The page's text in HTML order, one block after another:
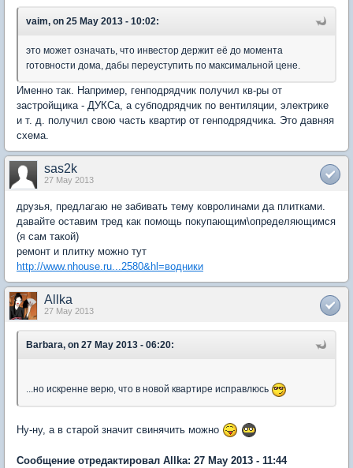
vaim, on 25 May 2013 - 10:02:
это может означать, что инвестор держит её до момента
готовности дома, дабы переуступить по максимальной цене.
Именно так. Например, генподрядчик получил кв-ры от
застройщика - ДУКСа, а субподрядчик по вентиляции, электрике
и т. д. получил свою часть квартир от генподрядчика. Это давняя
схема.
sas2k
27 May 2013
друзья, предлагаю не забивать тему ковролинами да плитками.
давайте оставим тред как помощь покупающим\определяющимся
(я сам такой)
ремонт и плитку можно тут
http://www.nhouse.ru...2580&hl=водники
Allka
27 May 2013
Barbara, on 27 May 2013 - 06:20:
...но искренне верю, что в новой квартире исправлюсь
Ну-ну, а в старой значит свинячить можно
Сообщение отредактировал Allka: 27 May 2013 - 11:44